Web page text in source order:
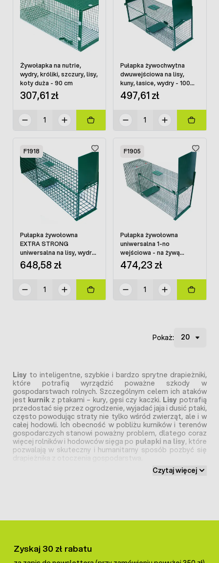
Żywołapka na nutrie,
wydry, króliki, szczury, lisy,
koty duża - 90 cm
307,61 zł
Pułapka żywochwytna
dwuwejściowa na lisy,
kuny, łasice, wydry - 100
cm
497,61 zł
F1918
Pułapka żywołowna
EXTRA STRONG
uniwersalna na lisy, wydry,
borsuki - 142 cm
648,58 zł
F1905
Pułapka żywołowna
uniwersalna 1-no
wejściowa - na żywą
przynętę 126 cm
474,23 zł
Pokaż:
Lisy to inteligentne, szybkie i bardzo sprytne drapieżniki,
które potrafią wyrządzić poważne szkody w
gospodarstwach rolnych. Szczególnym celem ich ataków
jest kurnikz ptakami – kury, gęsi czy kaczki. Lisy potrafią
przedostać się przez ogrodzenie, wyjadać jaja i dusić ptaki,
często powodując straty nie tylko wśród zwierząt, ale i w
całej hodowli. Ich obecność w pobliżu kurników i terenów
gospodarczych stanowi poważny problem, dlatego coraz
więcej rolników i hodowców sięga po pułapki na lisy, które
pozwalają w skuteczny i humanitarny sposób pozbyć się
drapieżnika z otoczenia gospodarstwa.
Pułapka żywołowna na lisato legalne i bezpieczne
uwięzienie lisa bez użycia przemocy, trucizn czy
niebezpiecznych mechanizmów. Zwierzę po złapaniu
pozostaje w pułapce w stanie nienaruszonym, dzięki
Czytaj więcej
Zyskaj 30 zł rabatu